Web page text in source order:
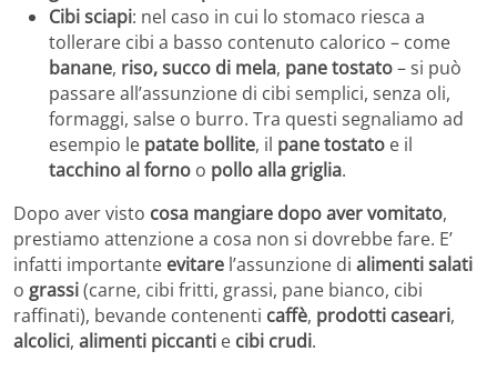
Cibi sciapi: nel caso in cui lo stomaco riesca a
tollerare cibi a basso contenuto calorico – come
banane, riso,succo di mela, pane tostato– si può
passare all’assunzione di cibi semplici, senza oli,
formaggi, salse o burro. Tra questi segnaliamo ad
esempio le patate bollite, il pane tostato e il
tacchino al forno o pollo alla griglia.
Dopo aver visto cosa mangiare dopo aver vomitato,
prestiamo attenzione a cosa non si dovrebbe fare. E’
infatti importante evitare l’assunzione di alimenti salati
o grassi(carne, cibi fritti, grassi, pane bianco, cibi
raffinati), bevande contenenti caffè, prodotti caseari,
alcolici, alimenti piccanti e cibi crudi.